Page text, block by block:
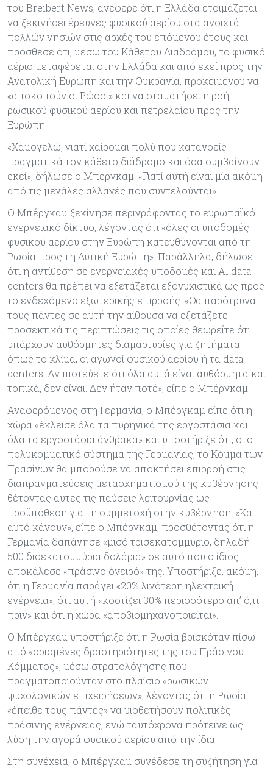
του Breibert News, ανέφερε ότι η Ελλάδα ετοιμάζεται
να ξεκινήσει έρευνες φυσικού αερίου στα ανοιχτά
πολλών νησιών στις αρχές του επόμενου έτους και
πρόσθεσε ότι, μέσω του Κάθετου Διαδρόμου, το φυσικό
αέριο μεταφέρεται στην Ελλάδα και από εκεί προς την
Ανατολική Ευρώπη και την Ουκρανία, προκειμένου να
«αποκοπούν οι Ρώσοι» και να σταματήσει η ροή
ρωσικού φυσικού αερίου και πετρελαίου προς την
Ευρώπη.
«Χαμογελώ, γιατί χαίρομαι πολύ που κατανοείς
πραγματικά τον κάθετο διάδρομο και όσα συμβαίνουν
εκεί», δήλωσε ο Μπέργκαμ. «Γιατί αυτή είναι μία ακόμη
από τις μεγάλες αλλαγές που συντελούνται».
Ο Μπέργκαμ ξεκίνησε περιγράφοντας το ευρωπαϊκό
ενεργειακό δίκτυο, λέγοντας ότι «όλες οι υποδομές
φυσικού αερίου στην Ευρώπη κατευθύνονται από τη
Ρωσία προς τη Δυτική Ευρώπη». Παράλληλα, δήλωσε
ότι η αντίθεση σε ενεργειακές υποδομές και ΑΙ data
centers θα πρέπει να εξετάζεται εξονυχιστικά ως προς
το ενδεχόμενο εξωτερικής επιρροής. «Θα παρότρυνα
τους πάντες σε αυτή την αίθουσα να εξετάζετε
προσεκτικά τις περιπτώσεις τις οποίες θεωρείτε ότι
υπάρχουν αυθόρμητες διαμαρτυρίες για ζητήματα
όπως το κλίμα, οι αγωγοί φυσικού αερίου ή τα data
centers. Αν πιστεύετε ότι όλα αυτά είναι αυθόρμητα και
τοπικά, δεν είναι. Δεν ήταν ποτέ», είπε ο Μπέργκαμ.
Αναφερόμενος στη Γερμανία, ο Μπέργκαμ είπε ότι η
χώρα «έκλεισε όλα τα πυρηνικά της εργοστάσια και
όλα τα εργοστάσια άνθρακα» και υποστήριξε ότι, στο
πολυκομματικό σύστημα της Γερμανίας, το Κόμμα των
Πρασίνων θα μπορούσε να αποκτήσει επιρροή στις
διαπραγματεύσεις μετασχηματισμού της κυβέρνησης
θέτοντας αυτές τις παύσεις λειτουργίας ως
προϋπόθεση για τη συμμετοχή στην κυβέρνηση. «Και
αυτό κάνουν», είπε ο Μπέργκαμ, προσθέτοντας ότι η
Γερμανία δαπάνησε «μισό τρισεκατομμύριο, δηλαδή
500 δισεκατομμύρια δολάρια» σε αυτό που ο ίδιος
αποκάλεσε «πράσινο όνειρό» της. Υποστήριξε, ακόμη,
ότι η Γερμανία παράγει «20% λιγότερη ηλεκτρική
ενέργεια», ότι αυτή «κοστίζει 30% περισσότερο απ’ ό,τι
πριν» και ότι η χώρα «αποβιομηχανοποιείται».
Ο Μπέργκαμ υποστήριξε ότι η Ρωσία βρισκόταν πίσω
από «ορισμένες δραστηριότητες της του Πράσινου
Κόμματος», μέσω στρατολόγησης που
πραγματοποιούνταν στο πλαίσιο «ρωσικών
ψυχολογικών επιχειρήσεων», λέγοντας ότι η Ρωσία
«έπειθε τους πάντες» να υιοθετήσουν πολιτικές
πράσινης ενέργειας, ενώ ταυτόχρονα πρότεινε ως
λύση την αγορά φυσικού αερίου από την ίδια.
Στη συνέχεια, ο Μπέργκαμ συνέδεσε τη συζήτηση για